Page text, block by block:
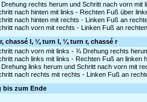
rechts herum und Schritt nach vorn mit
nach hinten mit links - Rechten Fuß über
nach hinten mit rechts - Linken Fuß an
nach vorn mit rechts - Linken Fuß an
chassé l, ¼ turn l, ¼ turn r, chassé r
nach vorn mit links - ¾ Drehung rechts
nach links mit links - Rechten Fuß an linken
links herum und Schritt nach vorn mit
nach rechts mit rechts - Linken Fuß an
bis zum Ende